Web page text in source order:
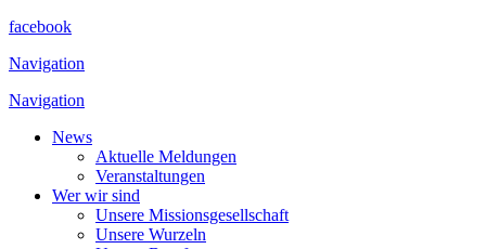
facebook
Navigation
Navigation
News
Aktuelle Meldungen
Veranstaltungen
Wer wir sind
Unsere Missionsgesellschaft
Unsere Wurzeln